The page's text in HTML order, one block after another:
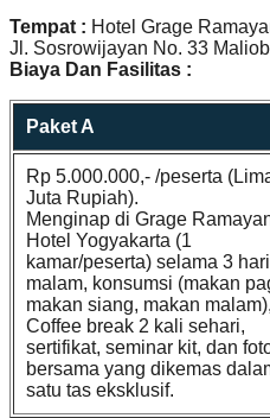
Tempat : Hotel Grage
Jl. Sosrowijayan No. 33
Biaya Dan Fasilitas :
Paket A
Rp 5.000.000,- /peserta
Juta Rupiah).
Menginap di Grage
Hotel Yogyakarta (1
kamar/peserta) selama 3
malam, konsumsi (makan
makan siang, makan malam),
Coffee break 2 kali sehari,
sertifikat, seminar kit, dan
bersama yang dikemas
satu tas eksklusif.